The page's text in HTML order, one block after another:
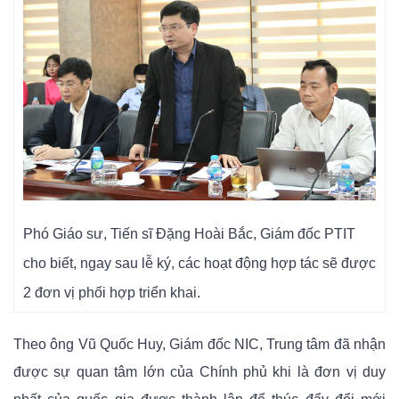
Phó Giáo sư, Tiến sĩ Đặng Hoài Bắc, Giám đốc PTIT
cho biết, ngay sau lễ ký, các hoạt động hợp tác sẽ được
2 đơn vị phối hợp triển khai.
Theo ông Vũ Quốc Huy, Giám đốc NIC, Trung tâm đã nhận
được sự quan tâm lớn của Chính phủ khi là đơn vị duy